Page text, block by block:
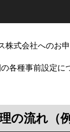
株式会社へのお
各種事前設定に
の流れ（